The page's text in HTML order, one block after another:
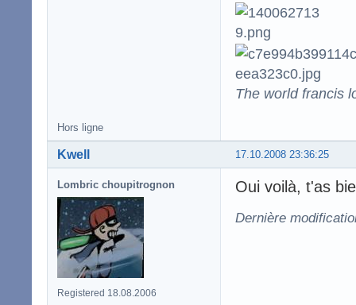
The world francis
Hors ligne
17.10.2008 23:36:25
Kwell
Lombric choupitrognon
Registered 18.08.2006
Oui voilà, t'as
Dernière